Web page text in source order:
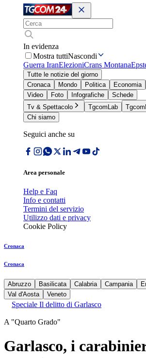
In evidenza
Mostra tuttiNascondi
Guerra IranElezioniCrans Montana
Tutte le notizie del giorno
Cronaca
Mondo Politica Economia
Video
Foto Infografiche
Schede
Tv & Spettacolo
TgcomLab
Chi siamo
Seguici anche su
Area personale
Help e Faq
Info e contatti
Termini del servizio
Utilizzo dati e privacy
Cookie Policy
Cronaca
Cronaca
Abruzzo Basilicata Calabria Campania
Val d'Aosta
Veneto
Speciale Il delitto di Garlasco
A "Quarto Grado"
Garlasco, i